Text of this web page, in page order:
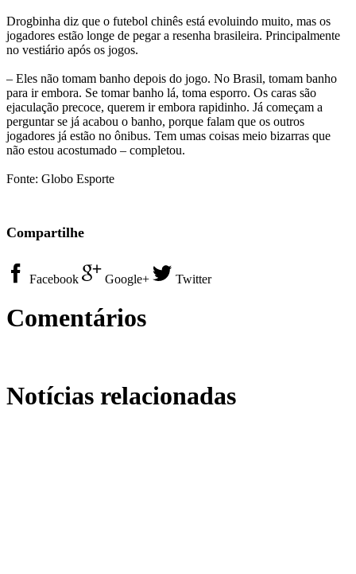
Drogbinha diz que o futebol chinês está evoluindo muito, mas os
jogadores estão longe de pegar a resenha brasileira. Principalmente
no vestiário após os jogos.
– Eles não tomam banho depois do jogo. No Brasil, tomam banho
para ir embora. Se tomar banho lá, toma esporro. Os caras são
ejaculação precoce, querem ir embora rapidinho. Já começam a
perguntar se já acabou o banho, porque falam que os outros
jogadores já estão no ônibus. Tem umas coisas meio bizarras que
não estou acostumado – completou.
Fonte: Globo Esporte
Compartilhe
Facebook Google+ Twitter
Comentários
Notícias relacionadas